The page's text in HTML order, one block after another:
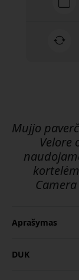
Mujjo
Velore
Aprašymas
DUK